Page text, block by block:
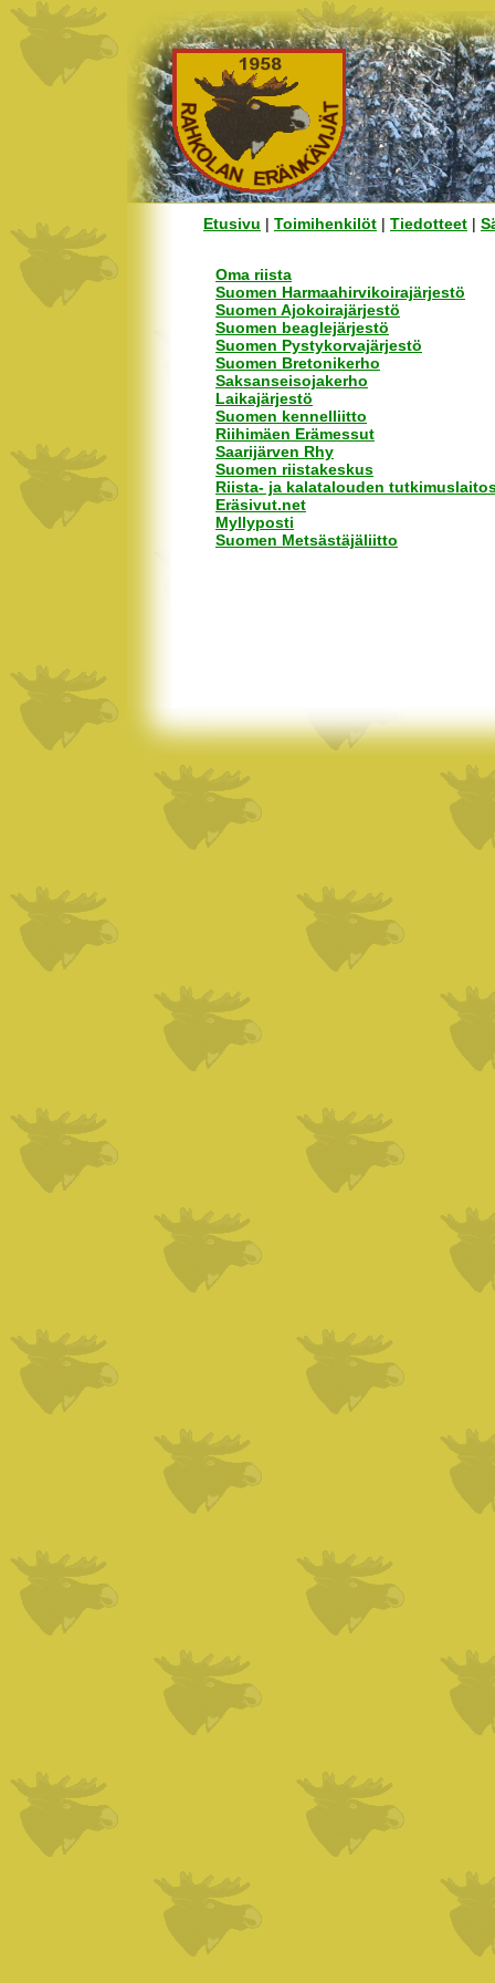
Etusivu | Toimihenkilöt | Tiedotteet |
Oma riista
Suomen Harmaahirvikoirajärjestö
Suomen Ajokoirajärjestö
Suomen beaglejärjestö
Suomen Pystykorvajärjestö
Suomen Bretonikerho
Saksanseisojakerho
Laikajärjestö
Suomen kennelliitto
Riihimäen Erämessut
Saarijärven Rhy
Suomen riistakeskus
Riista- ja kalatalouden
Eräsivut.net
Myllyposti
Suomen Metsästäjäliitto